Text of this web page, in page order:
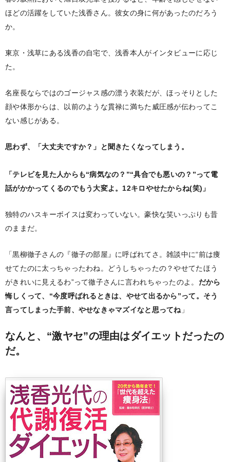
ほどの活躍をしていた浅香さん。彼女の身に何があったのだろう
か。
東京・浅草にある浅香の自宅で、浅香本人がインタビューに応じ
た。
名座長ならではのゴージャス感の漂う衣装だが、ほっそりとした
顔や体形からは、以前のような貫禄に満ちた威圧感が伝わってこ
ない感じがある。
思わず、「大丈夫ですか？」と聞きたくなってしまう。
「テレビを見た人からも“病気なの？”“具合でも悪いの？”って電
話がかかってくるのでもう大変よ。12キロやせたからね(笑)」
独特のハスキーボイスは変わっていない。豪快な笑いっぷりも昔
のままだ。
「黒柳徹子さんの『徹子の部屋』に呼ばれてさ。雑談中に“前は痩
せてたのに太っちゃったわね。どうしちゃったの？やせてたほう
がきれいに見えるわ”って徹子さんに言われちゃったのよ。 だから
悔しくって、“今度呼ばれるときは、やせて出るから”って。そう
言ってしまった手前、やせなきゃマズイなと思ってね 」
なんと、“激ヤセ”の理由はダイエットだったの
だ。